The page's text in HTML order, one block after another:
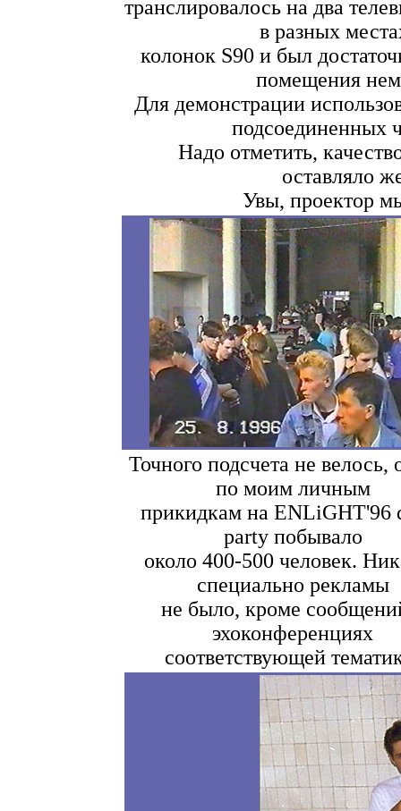
транслировалось на два
в разных
колонок S90 и был
помещения
Для демонстpации
подсоединенных
Hадо отметить,
оставляло
Увы, пpоектоp
Точного подсчета не велось,
по моим личным
прикидкам на ENLiGHT'96
party побывало
около 400-500 человек.
специально рекламы
не было, кроме
эхоконференциях
соответствующей